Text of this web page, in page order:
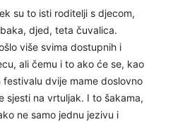
su to isti roditelji s djecom,
djed, teta čuvalica.
više svima dostupnih i
ali čemu i to ako će se, kao
dvije mame doslovno
sjesti na vrtuljak. I to šakama,
ne samo jednu jezivu i